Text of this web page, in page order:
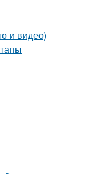
и видео)